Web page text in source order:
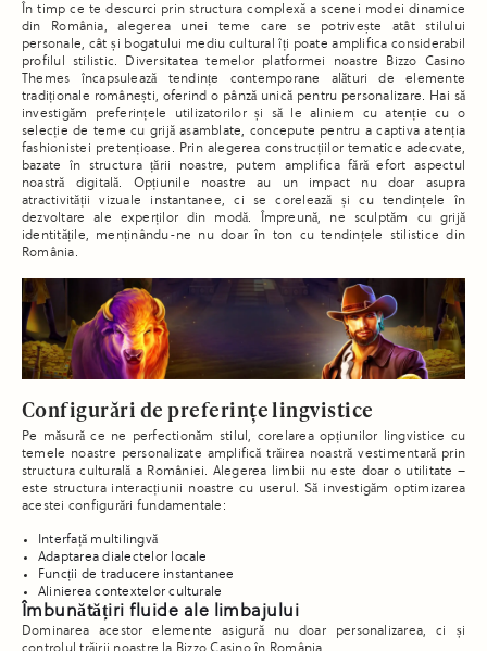
În timp ce te descurci prin structura complexă a scenei modei dinamice
din România, alegerea unei teme care se potrivește atât stilului
personale, cât și bogatului mediu cultural îți poate amplifica considerabil
profilul stilistic. Diversitatea temelor platformei noastre Bizzo Casino
Themes încapsulează tendințe contemporane alături de elemente
tradiționale românești, oferind o pânză unică pentru personalizare. Hai să
investigăm preferințele utilizatorilor și să le aliniem cu atenție cu o
selecție de teme cu grijă asamblate, concepute pentru a captiva atenția
fashionistei pretențioase. Prin alegerea construcțiilor tematice adecvate,
bazate în structura țării noastre, putem amplifica fără efort aspectul
noastră digitală. Opțiunile noastre au un impact nu doar asupra
atractivității vizuale instantanee, ci se corelează și cu tendințele în
dezvoltare ale experților din modă. Împreună, ne sculptăm cu grijă
identitățile, menținându-ne nu doar în ton cu tendințele stilistice din
România.
Configurări de preferințe lingvistice
Pe măsură ce ne perfectionăm stilul, corelarea opțiunilor lingvistice cu
temele noastre personalizate amplifică trăirea noastră vestimentară prin
structura culturală a României. Alegerea limbii nu este doar o utilitate –
este structura interacțiunii noastre cu userul. Să investigăm optimizarea
acestei configurări fundamentale:
Interfață multilingvă
Adaptarea dialectelor locale
Funcții de traducere instantanee
Alinierea contextelor culturale
Îmbunătățiri fluide ale limbajului
Dominarea acestor elemente asigură nu doar personalizarea, ci și